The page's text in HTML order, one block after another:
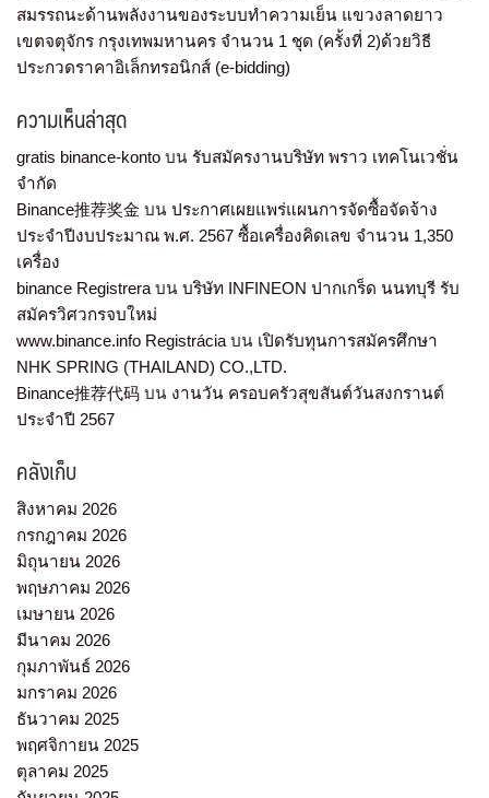
สมรรถนะด้านพลังงานของระบบทำความเย็น แขวงลาดยาว
เขตจตุจักร กรุงเทพมหานคร จำนวน 1 ชุด (ครั้งที่ 2)ด้วยวิธี
ประกวดราคาอิเล็กทรอนิกส์ (e-bidding)
ความเห็นล่าสุด
gratis binance-konto บน รับสมัครงานบริษัท พราว เทคโนเวชั่น
จำกัด
Binance推荐奖金 บน ประกาศเผยแพร่แผนการจัดซื้อจัดจ้าง
ประจำปีงบประมาณ พ.ศ. 2567 ซื้อเครื่องคิดเลข จำนวน 1,350
เครื่อง
binance Registrera บน บริษัท INFINEON ปากเกร็ด นนทบุรี รับ
สมัครวิศวกรจบใหม่
www.binance.info Registrácia บน เปิดรับทุนการสมัครศึกษา
NHK SPRING (THAILAND) CO.,LTD.
Binance推荐代码 บน งานวัน ครอบครัวสุขสันต์วันสงกรานต์
ประจำปี 2567
คลังเก็บ
สิงหาคม 2026
กรกฎาคม 2026
มิถุนายน 2026
พฤษภาคม 2026
เมษายน 2026
มีนาคม 2026
กุมภาพันธ์ 2026
มกราคม 2026
ธันวาคม 2025
พฤศจิกายน 2025
ตุลาคม 2025